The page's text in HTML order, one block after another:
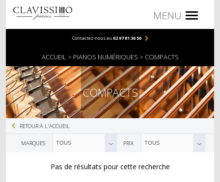
PIANOS
PIANOS DROITS
PIANOS À QUEUE
NUMÉRIQUES
MEUBLES
PORTABLES
Contactez-nous au 02 97 81 36 50
ACCUEIL PIANOS NUMÉRIQUES COMPACTS
COMPACTS
RETOUR À L'ACCUEIL
MARQUES TOUS PRIX TOUS
Pas de résultats pour cette recherche